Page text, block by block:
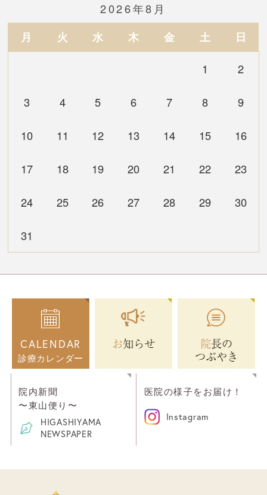
2026年8月
月 火 水 木 金 土 日
1 2
3 4 5 6 7 8 9
10 11 12 13 14 15 16
17 18 19 20 21 22 23
24 25 26 27 28 29 30
31
CALENDAR
診療カレンダー
お知らせ
院長の
つぶやき
院内新聞
〜東山便り〜
HIGASHIYAMA
NEWSPAPER
医院の様子をお届け！
Instagram